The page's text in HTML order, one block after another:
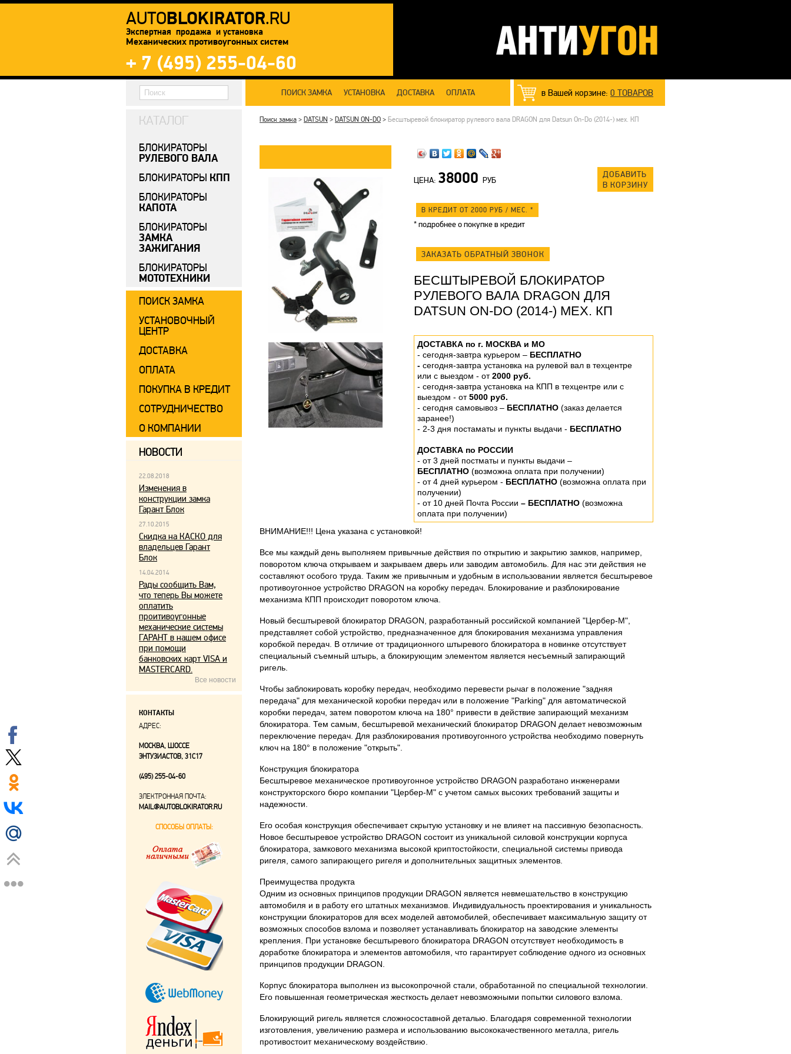
AUTOBLOKIRATOR.RU
Экспертная продажа и установка
Механических противоугонных систем
+ 7 (495) 255-04-60
в Вашей корзине: 0 ТОВАРОВ
ПОИСК ЗАМКА УСТАНОВКА ДОСТАВКА ОПЛАТА
Поиск замка > DATSUN > DATSUN ON-DO > Бесштыревой блокиратор рулевого вала DRAGON для Datsun On-Do (2014-) мех. КП
ЦЕНА: 38000 РУБ
ДОБАВИТЬ
В КОРЗИНУ
В КРЕДИТ ОТ 2000 РУБ / МЕС. *
*подробнее о покупке в кредит
ЗАКАЗАТЬ ОБРАТНЫЙ ЗВОНОК
БЕСШТЫРЕВОЙ БЛОКИРАТОР
РУЛЕВОГО ВАЛА DRAGON ДЛЯ
DATSUN ON-DO (2014-) МЕХ. КП
ДОСТАВКА по г. МОСКВА и МО
- сегодня-завтра курьером – БЕСПЛАТНО
- сегодня-завтра установка на рулевой вал в техцентре
или с выездом - от2000 руб.
- сегодня-завтра установка на КПП в техцентре или с
выездом - от5000 руб.
- сегодня самовывоз – БЕСПЛАТНО (заказ делается
заранее!)
- 2-3 дня постаматы и пункты выдачи - БЕСПЛАТНО
ДОСТАВКА по РОССИИ
- от 3 дней постматы и пункты выдачи –
БЕСПЛАТНО (возможна оплата при получении)
- от 4 дней курьером - БЕСПЛАТНО (возможна оплата при
получении)
- от 10 дней Почта России – БЕСПЛАТНО (возможна
оплата при получении)
ВНИМАНИЕ!!! Цена указана с установкой!
Все мы каждый день выполняем привычные действия по открытию и закрытию замков, например,
поворотом ключа открываем и закрываем дверь или заводим автомобиль. Для нас эти действия не
составляют особого труда. Таким же привычным и удобным в использовании является бесштыревое
противоугонное устройство DRAGON на коробку передач. Блокирование и разблокирование
механизма КПП происходит поворотом ключа.
Новый бесштыревой блокиратор DRAGON, разработанный российской компанией "Цербер-М",
представляет собой устройство, предназначенное для блокирования механизма управления
коробкой передач. В отличие от традиционного штыревого блокиратора в новинке отсутствует
специальный съемный штырь, а блокирующим элементом является несъемный запирающий
ригель.
Чтобы заблокировать коробку передач, необходимо перевести рычаг в положение "задняя
передача" для механической коробки передач или в положение "Parking" для автоматической
коробки передач, затем поворотом ключа на 180° привести в действие запирающий механизм
блокиратора. Тем самым, бесштыревой механический блокиратор DRAGON делает невозможным
переключение передач. Для разблокирования противоугонного устройства необходимо повернуть
ключ на 180° в положение "открыть".
Конструкция блокиратора
Бесштыревое механическое противоугонное устройство DRAGON разработано инженерами
конструкторского бюро компании "Цербер-М" с учетом самых высоких требований защиты и
надежности.
Его особая конструкция обеспечивает скрытую установку и не влияет на пассивную безопасность.
Новое бесштыревое устройство DRAGON состоит из уникальной силовой конструкции корпуса
блокиратора, замкового механизма высокой криптостойкости, специальной системы привода
ригеля, самого запирающего ригеля и дополнительных защитных элементов.
Преимущества продукта
Одним из основных принципов продукции DRAGON является невмешательство в конструкцию
автомобиля и в работу его штатных механизмов. Индивидуальность проектирования и уникальность
конструкции блокираторов для всех моделей автомобилей, обеспечивает максимальную защиту от
возможных способов взлома и позволяет устанавливать блокиратор на заводские элементы
крепления. При установке бесштыревого блокиратора DRAGON отсутствует необходимость в
доработке блокиратора и элементов автомобиля, что гарантирует соблюдение одного из основных
принципов продукции DRAGON.
Корпус блокиратора выполнен из высокопрочной стали, обработанной по специальной технологии.
Его повышенная геометрическая жесткость делает невозможными попытки силового взлома.
Блокирующий ригель является сложносоставной деталью. Благодаря современной технологии
изготовления, увеличению размера и использованию высококачественного металла, ригель
противостоит механическому воздействию.
КАТАЛОГ
БЛОКИРАТОРЫ
РУЛЕВОГО ВАЛА
БЛОКИРАТОРЫ КПП
БЛОКИРАТОРЫ
КАПОТА
БЛОКИРАТОРЫ
ЗАМКА
ЗАЖИГАНИЯ
БЛОКИРАТОРЫ
МОТОТЕХНИКИ
ПОИСК ЗАМКА
УСТАНОВОЧНЫЙ
ЦЕНТР
ДОСТАВКА
ОПЛАТА
ПОКУПКА В КРЕДИТ
СОТРУДНИЧЕСТВО
О КОМПАНИИ
НОВОСТИ
22.08.2018
Изменения в
конструкции замка
Гарант Блок
27.10.2015
Скидка на КАСКО для
владельцев Гарант
Блок
14.04.2014
Рады сообщить Вам,
что теперь Вы можете
оплатить
проитивоугонные
механические системы
ГАРАНТ в нашем офисе
при помощи
банковских карт VISA и
MASTERCARD.
Все новости
КОНТАКТЫ
АДРЕС:
МОСКВА, ШОССЕ
ЭНТУЗИАСТОВ, 31С17
(495) 255-04-60
ЭЛЕКТРОННАЯ ПОЧТА:
MAIL@AUTOBLOKIRATOR.RU
СПОСОБЫ ОПЛАТЫ: